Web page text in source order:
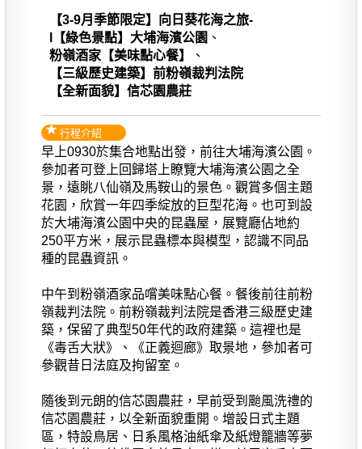
【3-9月季節限定】向日葵花海之旅-
l【綠色景點】大埔海濱公園 、
粉嶺酒家【美味點心餐】
、
【三級歷史建築】前粉嶺裁判法院
【全新面貌】信芯園農莊
行程介紹
早上0930於集合地點出發，前往大埔海濱公園。
參加者可登上回歸塔上瞭覽大埔海濱公園之全
景，遠眺八仙嶺及馬鞍山的景色。觀賞多個主題
花園，欣賞一年四季綻放的巨型花海。也可到設
於大埔海濱公園中央的昆蟲屋，展覽廳佔地約
250平方米，展示昆蟲標本與模型，認識不同品
種的昆蟲資訊。
中午到粉嶺酒家品嚐美味點心餐。餐後前往前粉
嶺裁判法院。前粉嶺裁判法院是香港三級歷史建
築，保留了典型50年代的政府建築。這裡也是
《毒舌大狀》、《正義迴廊》取景地，參加者可
參觀昔日法庭及拘留室。
隨後到元朗的信芯園農莊，早前受到颱風洗禮的
信芯園農莊，以全新面貌重開。增設日式主題
區，特設鳥居、日系風格油紙傘及紙燈籠牆等夢